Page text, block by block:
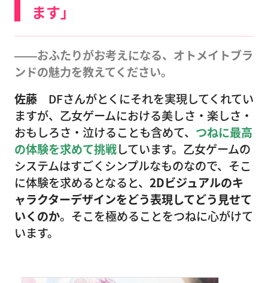
ます」
――おふたりがお考えになる、オトメイトブラ
ンドの魅力を教えてください。
佐藤 DFさんがとくにそれを実現してくれてい
ますが、乙女ゲームにおける美しさ・楽しさ・
おもしろさ・泣けることも含めて、 つねに最高
の体験を求めて挑戦しています。乙女ゲームの
システムはすごくシンプルなものなので、そこ
に体験を求めるとなると、 2Dビジュアルのキ
ャラクターデザインをどう表現してどう見せて
いくのか。そこを極めることをつねに心がけて
います。